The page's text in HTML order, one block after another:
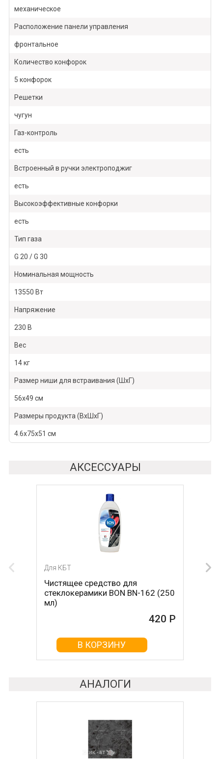
механическое
Расположение панели управления
фронтальное
Количество конфорок
5 конфорок
Решетки
чугун
Газ-контроль
есть
Встроенный в ручки электроподжиг
есть
Высокоэффективные конфорки
есть
Тип газа
G 20 / G 30
Номинальная мощность
13550 Вт
Напряжение
230 В
Вес
14 кг
Размер ниши для встраивания (ШхГ)
56х49 см
Размеры продукта (ВхШхГ)
4.6x75x51 см
АКСЕССУАРЫ
Для КБТ
Чистящее средство для
стеклокерамики BON BN-162 (250
мл)
420 Р
В КОРЗИНУ
Для КБТ
Скребок для ухода за
стеклокерамикой BON BN-603
В КОРЗИНУ
АНАЛОГИ